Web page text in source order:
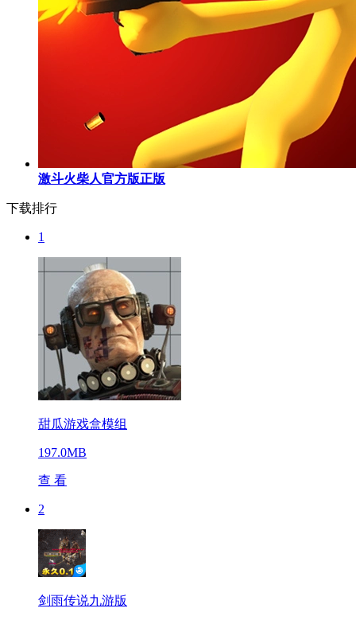
激斗火柴人官方版正版
下载排行
1
甜瓜游戏盒模组
197.0MB
查 看
2
剑雨传说九游版